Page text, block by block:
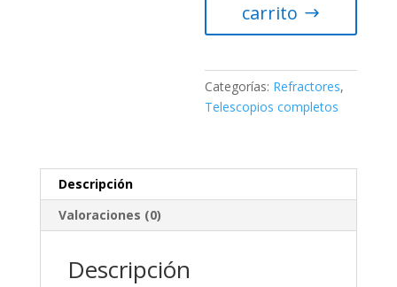
carrito
Categorías: Refractores,
Telescopios completos
Descripción
Valoraciones (0)
Descripción